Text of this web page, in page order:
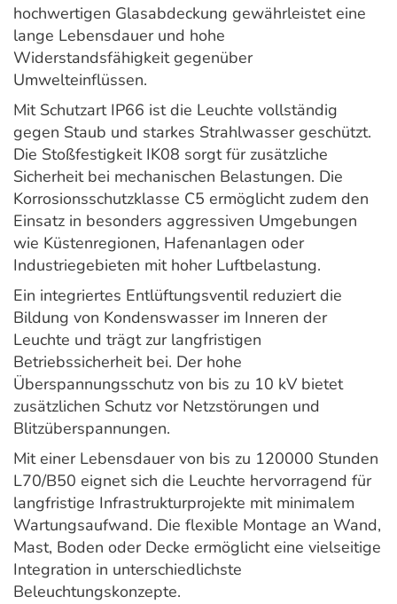
hochwertigen Glasabdeckung gewährleistet eine
lange Lebensdauer und hohe
Widerstandsfähigkeit gegenüber
Umwelteinflüssen.
Mit Schutzart IP66 ist die Leuchte vollständig
gegen Staub und starkes Strahlwasser geschützt.
Die Stoßfestigkeit IK08 sorgt für zusätzliche
Sicherheit bei mechanischen Belastungen. Die
Korrosionsschutzklasse C5 ermöglicht zudem den
Einsatz in besonders aggressiven Umgebungen
wie Küstenregionen, Hafenanlagen oder
Industriegebieten mit hoher Luftbelastung.
Ein integriertes Entlüftungsventil reduziert die
Bildung von Kondenswasser im Inneren der
Leuchte und trägt zur langfristigen
Betriebssicherheit bei. Der hohe
Überspannungsschutz von bis zu 10 kV bietet
zusätzlichen Schutz vor Netzstörungen und
Blitzüberspannungen.
Mit einer Lebensdauer von bis zu 120000 Stunden
L70/B50 eignet sich die Leuchte hervorragend für
langfristige Infrastrukturprojekte mit minimalem
Wartungsaufwand. Die flexible Montage an Wand,
Mast, Boden oder Decke ermöglicht eine vielseitige
Integration in unterschiedlichste
Beleuchtungskonzepte.